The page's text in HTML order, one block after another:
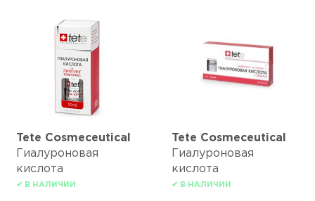
Tete Cosmeceutical
Гиалуроновая
кислота
✔ В НАЛИЧИИ
Tete Cosmeceutical
Гиалуроновая
кислота
✔ В НАЛИЧИИ